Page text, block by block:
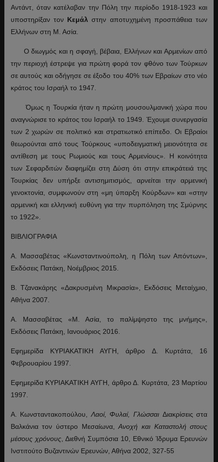
Αντάντ, όταν κατέλαβαν την Πόλη την περίοδο 1918-1923 και
υποστηρίξαν τον Κεμάλ στην αποτυχημένη προσπάθεια των
Ελλήνων στη Μ. Ασία.
Ο διωγμός και η σφαγή, βέβαια, Ελλήνων και Αρμενίων από
την περιοχή έστρεψε για πρώτη φορά τον φθόνο των Τούρκων
σε αυτούς και οδήγησε σε έξοδο του 40% των Εβραίων στο νέο
κράτος του Ισραήλ το 1947.
Όμως η Τουρκία ήταν η πρώτη μουσουλμανική χώρα που
αναγνώρισε το κράτος του Ισραήλ το 1949. Έχουμε συνεργασία
των 2 χωρών σε πολιτικό και στρατιωτικό επίπεδο. Οι Εβραίοι
θεωρούνται από τους Τούρκους «υποδειγματική μειονότητα σε
αντίθεση με τους Ρωμιούς και τους Αρμενίους». Η κοινότητα
των Σεφαρδιτών διαφημίζει στη Δύση ότι στην επικράτειά της
Τουρκίας δεν υπήρξε αντισημιτισμός, αρνείται την αρμενική
γενοκτονία, συμφωνούν στη «μη ύπαρξη Κούρδων» και «στην
αρμενική και ελληνική ευθύνη για την πυρπόληση της Σμύρνης
το 1922».
ΒΙΒΛΙΟΓΡΑΦΙΑ
Α. Μασσαβέτας «Κωνσταντινούπολη, η Πόλη των Απόντων»,
Εκδόσεις Πατάκη, Νοέμβριος 2015.
Β. Τζανακάρης «Δακρυσμένη Μικρασία», Εκδόσεις Μεταίχμιο,
Αθήνα 2007.
Α. Μασσαβέτας «Μ. Ασία, το παλίμψηστο της μνήμης»,
Εκδόσεις Πατάκη, Ιανουάριος 2016.
Εφημερίδα ΚΥΡΙΑΚΑΤΙΚΗ ΑΥΓΗ, άρθρο Δ. Κυρτάτα, 16
Φεβρουαρίου 1997.
Εφημερίδα ΚΥΡΙΑΚΑΤΙΚΗ ΑΥΓΗ, άρθρο Δ. Κυρτάτα, 23 Μαρτίου
1997.
Α. Κωνσταντακοπούλου, Λαοί, Φυλαί, Γλώσσαι Διακρίσεις στα
Βαλκάνια τον ύστερο Μεσαίωνα,Ανοχή και Καταστολή στους
μέσους χρόνους, Διεθνή Συμπόσια 10, Εθνικό Ίδρυμα Ερευνών
Ινστιτούτο Βυζαντινών Ερευνών, Αθήνα 2002, 327-55